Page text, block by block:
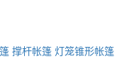
撑杆帐篷 灯笼锥形帐篷